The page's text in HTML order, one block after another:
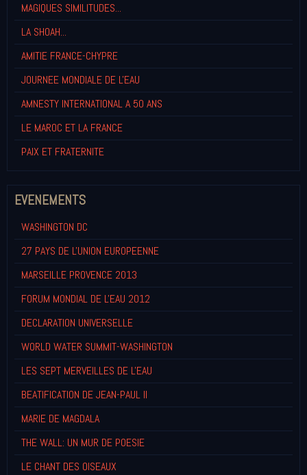
MAGIQUES SIMILITUDES...
LA SHOAH...
AMITIE FRANCE-CHYPRE
JOURNEE MONDIALE DE L'EAU
AMNESTY INTERNATIONAL A 50 ANS
LE MAROC ET LA FRANCE
PAIX ET FRATERNITE
EVENEMENTS
WASHINGTON DC
27 PAYS DE L'UNION EUROPEENNE
MARSEILLE PROVENCE 2013
FORUM MONDIAL DE L'EAU 2012
DECLARATION UNIVERSELLE
WORLD WATER SUMMIT-WASHINGTON
LES SEPT MERVEILLES DE L'EAU
BEATIFICATION DE JEAN-PAUL II
MARIE DE MAGDALA
THE WALL: UN MUR DE POESIE
LE CHANT DES OISEAUX